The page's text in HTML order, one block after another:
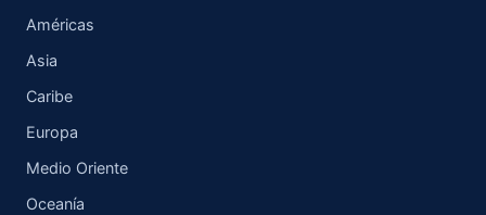
Américas
Asia
Caribe
Europa
Medio Oriente
Oceanía